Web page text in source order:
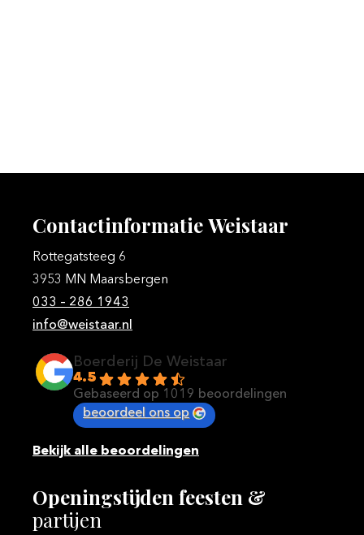
ContactinformatieWeistaar
Rottegatsteeg 6
3953 MN Maarsbergen
033 – 286 1943
info@weistaar.nl
Boerderij De Weistaar
4.5
Gebaseerd op 1019 beoordelingen
beoordeel ons op
Bekijk alle beoordelingen
Openingstijden feesten &
partijen